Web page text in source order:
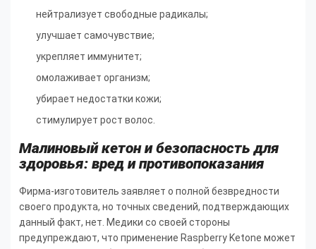
нейтрализует свободные радикалы;
улучшает самочувствие;
укрепляет иммунитет;
омолаживает организм;
убирает недостатки кожи;
стимулирует рост волос.
Малиновый кетон и безопасность для
здоровья: вред и противопоказания
Фирма-изготовитель заявляет о полной безвредности
своего продукта, но точных сведений, подтверждающих
данный факт, нет. Медики со своей стороны
предупреждают, что применение Raspberry Ketone может